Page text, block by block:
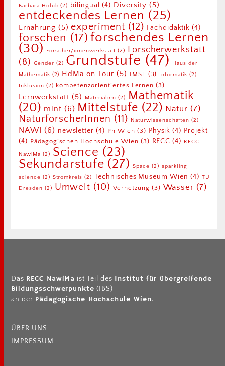
Barbara Holub (2) bilingual (4) Diversity (5)
entdeckendes Lernen (25)
Ernährung (5) experiment (12) Fachdidaktik (4)
forschen (17) forschendes Lernen
(30) Forscher/innenwerkstatt(2) Forscherwerkstatt
(8) Gender (2) Grundstufe (47)
Haus der
Mathematik (2) HdMa on Tour (5) IMST (3) Informatik (2)
Inklusion (2) kompetenzorientiertes Lernen (3)
Lernwerkstatt (5) Materialien (2)
Mathematik
(20) mint (6) Mittelstufe (22) Natur (7)
NaturforscherInnen (11) Naturwissenschaften (2)
NAWI (6) newsletter (4) Ph Wien (3) Physik (4) Projekt
(4) Pädagogischen Hochschule Wien (3) RECC (4) RECC
NawiMa (2) Science (23)
Sekundarstufe (27) Space (2) sparkling
science (2) Stromkreis (2) Technisches Museum Wien (4) TU
Dresden (2) Umwelt (10) Vernetzung (3) Wasser (7)
Das RECC NawiMa ist Teil des Institut für übergreifende
Bildungsschwerpunkte (IBS)
an der Pädagogische Hochschule Wien.
ÜBER UNS
IMPRESSUM